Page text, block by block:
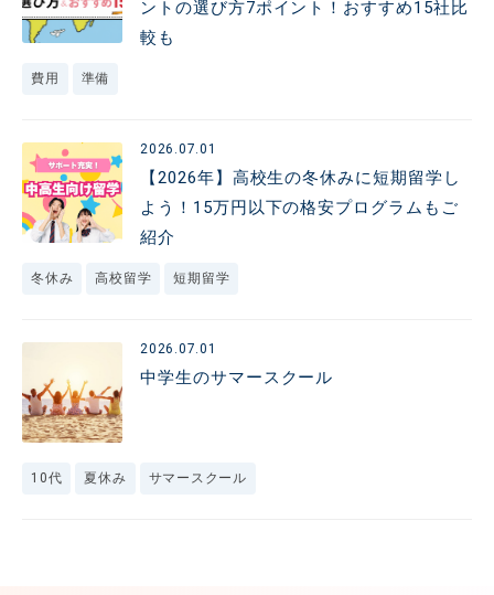
ントの選び方7ポイント！おすすめ15社比
較も
費用 準備
2026.07.01
【2026年】高校生の冬休みに短期留学し
よう！15万円以下の格安プログラムもご
紹介
冬休み 高校留学 短期留学
2026.07.01
中学生のサマースクール
10代 夏休み サマースクール